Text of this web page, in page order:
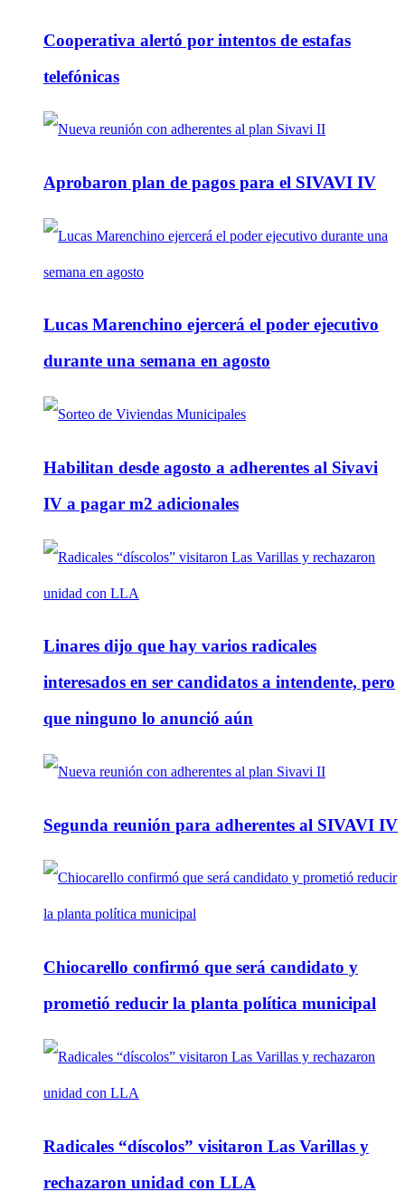
Cooperativa alertó por intentos de estafas
telefónicas
Aprobaron plan de pagos para el SIVAVI IV
Lucas Marenchino ejercerá el poder ejecutivo
durante una semana en agosto
Habilitan desde agosto a adherentes al Sivavi
IV a pagar m2 adicionales
Linares dijo que hay varios radicales
interesados en ser candidatos a intendente, pero
que ninguno lo anunció aún
Segunda reunión para adherentes al SIVAVI IV
Chiocarello confirmó que será candidato y
prometió reducir la planta política municipal
Radicales “díscolos” visitaron Las Varillas y
rechazaron unidad con LLA